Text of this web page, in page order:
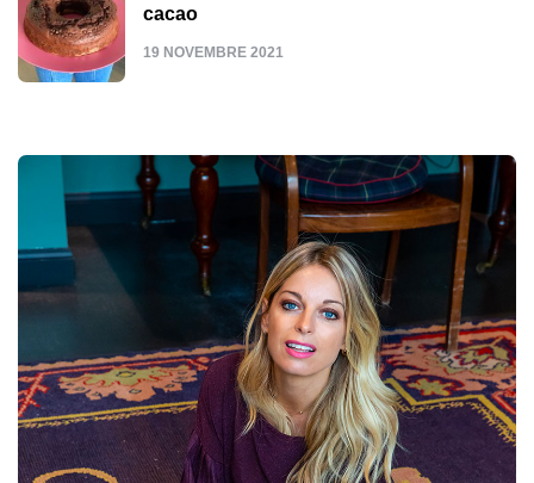
cacao
19 NOVEMBRE 2021